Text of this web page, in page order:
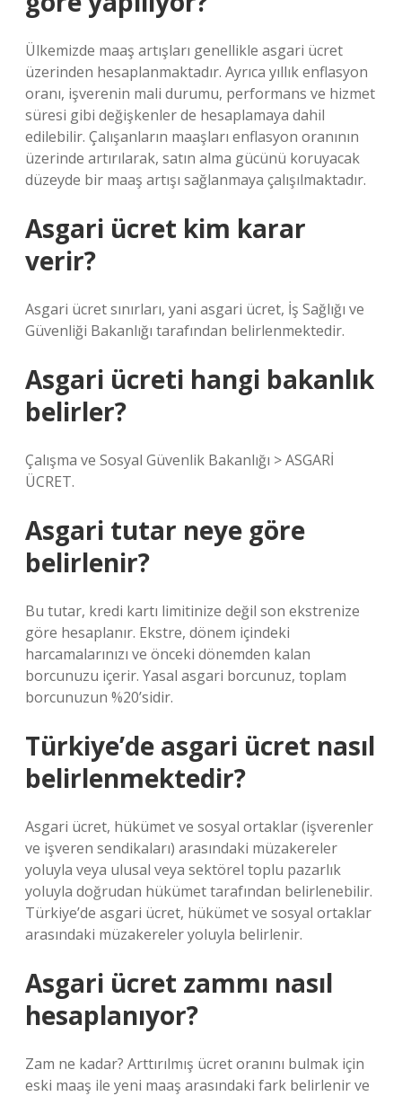
Ülkemizde maaş artışları genellikle asgari ücret
üzerinden hesaplanmaktadır. Ayrıca yıllık enflasyon
oranı, işverenin mali durumu, performans ve hizmet
süresi gibi değişkenler de hesaplamaya dahil
edilebilir. Çalışanların maaşları enflasyon oranının
üzerinde artırılarak, satın alma gücünü koruyacak
düzeyde bir maaş artışı sağlanmaya çalışılmaktadır.
Asgari ücret kim karar
verir?
Asgari ücret sınırları, yani asgari ücret, İş Sağlığı ve
Güvenliği Bakanlığı tarafından belirlenmektedir.
Asgari ücreti hangi bakanlık
belirler?
Çalışma ve Sosyal Güvenlik Bakanlığı > ASGARİ
ÜCRET.
Asgari tutar neye göre
belirlenir?
Bu tutar, kredi kartı limitinize değil son ekstrenize
göre hesaplanır. Ekstre, dönem içindeki
harcamalarınızı ve önceki dönemden kalan
borcunuzu içerir. Yasal asgari borcunuz, toplam
borcunuzun %20’sidir.
Türkiye’de asgari ücret nasıl
belirlenmektedir?
Asgari ücret, hükümet ve sosyal ortaklar (işverenler
ve işveren sendikaları) arasındaki müzakereler
yoluyla veya ulusal veya sektörel toplu pazarlık
yoluyla doğrudan hükümet tarafından belirlenebilir.
Türkiye’de asgari ücret, hükümet ve sosyal ortaklar
arasındaki müzakereler yoluyla belirlenir.
Asgari ücret zammı nasıl
hesaplanıyor?
Zam ne kadar? Arttırılmış ücret oranını bulmak için
eski maaş ile yeni maaş arasındaki fark belirlenir ve